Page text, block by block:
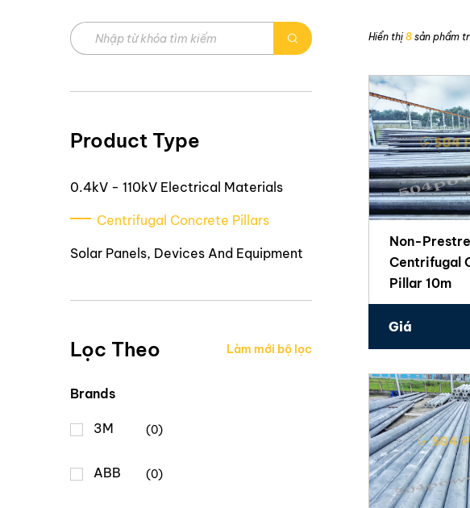
Product Type
0.4kV - 110kV Electrical Materials
Centrifugal Concrete Pillars
Solar Panels, Devices And Equipment
Lọc Theo Làm mới bộ lọc
Brands
3M (0)
ABB (0)
Hiển thị8 sản phẩm
Non-
Centrifugal
Pillar 10m
Giá